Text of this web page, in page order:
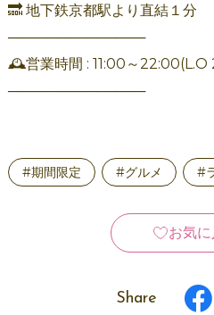
🔜 地下鉄京都駅より直結１分
──────────────
🕰️営業時間 : 11:00～22:00(L.O
──────────────
#期間限定 #グルメ #
お気
Share